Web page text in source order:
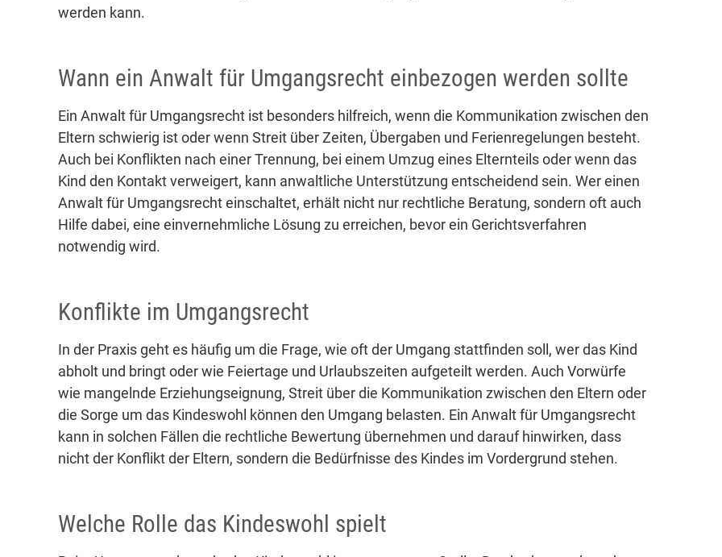
werden kann.
Wann ein Anwalt für Umgangsrecht einbezogen werden sollte
Ein Anwalt für Umgangsrecht ist besonders hilfreich, wenn die Kommunikation zwischen den
Eltern schwierig ist oder wenn Streit über Zeiten, Übergaben und Ferienregelungen besteht.
Auch bei Konflikten nach einer Trennung, bei einem Umzug eines Elternteils oder wenn das
Kind den Kontakt verweigert, kann anwaltliche Unterstützung entscheidend sein. Wer einen
Anwalt für Umgangsrecht einschaltet, erhält nicht nur rechtliche Beratung, sondern oft auch
Hilfe dabei, eine einvernehmliche Lösung zu erreichen, bevor ein Gerichtsverfahren
notwendig wird.
Konflikte im Umgangsrecht
In der Praxis geht es häufig um die Frage, wie oft der Umgang stattfinden soll, wer das Kind
abholt und bringt oder wie Feiertage und Urlaubszeiten aufgeteilt werden. Auch Vorwürfe
wie mangelnde Erziehungseignung, Streit über die Kommunikation zwischen den Eltern oder
die Sorge um das Kindeswohl können den Umgang belasten. Ein Anwalt für Umgangsrecht
kann in solchen Fällen die rechtliche Bewertung übernehmen und darauf hinwirken, dass
nicht der Konflikt der Eltern, sondern die Bedürfnisse des Kindes im Vordergrund stehen.
Welche Rolle das Kindeswohl spielt